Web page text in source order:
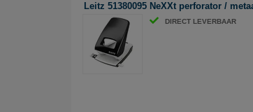
Leitz 51380095 NeXXt perforator /
DIRECT LEVERBAAR